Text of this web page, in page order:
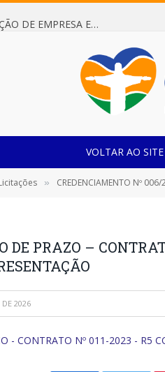
Dispensa de Licitação 085/2026 (CONTRATAÇÃO DE EMPRESA ESPECIALIZADA NA FABRICAÇÃO DE MÓVEIS SOB MEDIDA COM ESTRUTURA METÁLICA EM METALON PARA ATENDIMENTO DAS NECESSIDADES DA SALA SIMOV DA EMEF MADRE MARIA VIGANÓ)
VOLTAR AO
» CREDENCIAMENTO Nº 006/2022 –
DE PRAZO –
DE 2026
- CONTRATO Nº 011-2023 - R5